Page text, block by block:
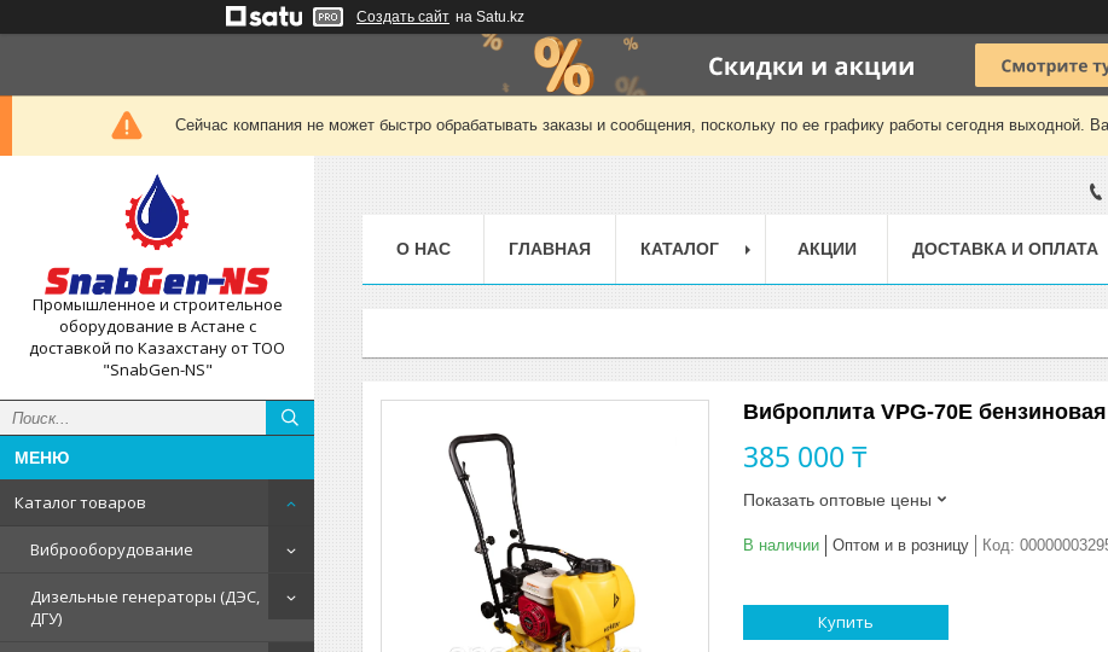
Создать сайт на Satu.kz
Сейчас компания не может быстро обрабатывать заказы и сообщения, поскольку по ее графику работы сегодня выходной.
Промышленное и строительное
оборудование в Астане с
доставкой по Казахстану от ТОО
"SnabGen-NS"
Каталог товаров
Виброоборудование
Дизельные генераторы (ДЭС,
ДГУ)
О НАС ГЛАВНАЯ КАТАЛОГ АКЦИИ ДОСТАВКА И ОПЛАТА
Виброплита VPG-70Е бензиновая
385 000 ₸
Показать оптовые цены
В наличии Оптом и в розницу Код:
Купить